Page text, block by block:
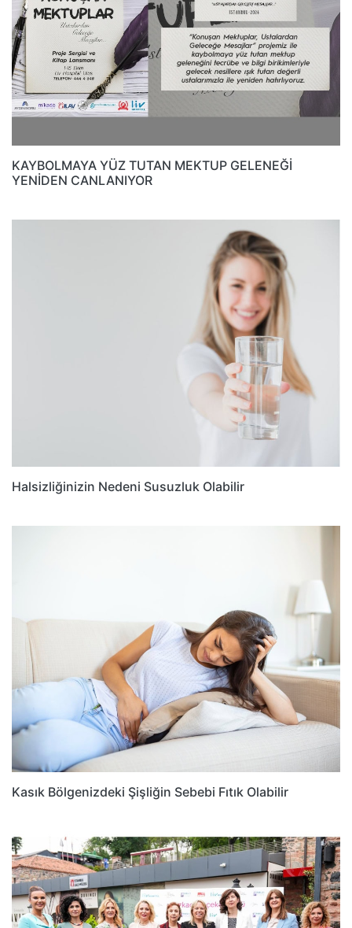
KAYBOLMAYA YÜZ TUTAN MEKTUP GELENEĞİ
YENİDEN CANLANIYOR
Halsizliğinizin Nedeni Susuzluk Olabilir
Kasık Bölgenizdeki Şişliğin Sebebi Fıtık Olabilir